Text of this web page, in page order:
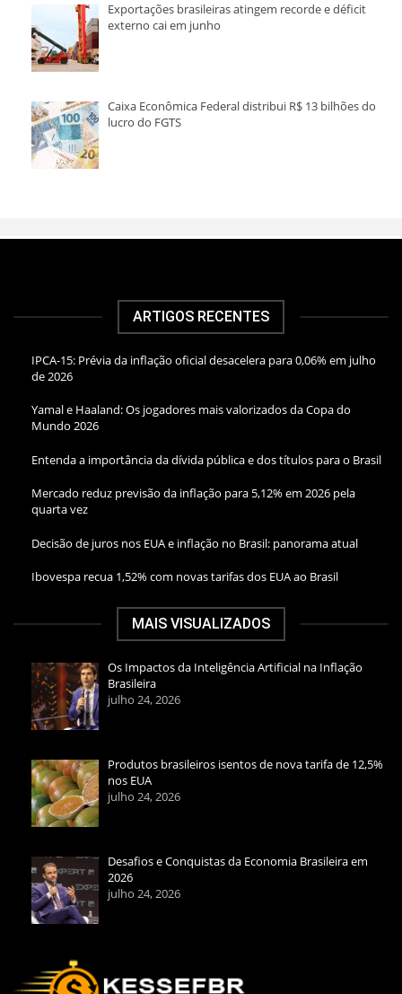
Exportações brasileiras atingem recorde e déficit
externo cai em junho
Caixa Econômica Federal distribui R$ 13 bilhões do
lucro do FGTS
ARTIGOS RECENTES
IPCA-15: Prévia da inflação oficial desacelera para 0,06% em julho
de 2026
Yamal e Haaland: Os jogadores mais valorizados da Copa do
Mundo 2026
Entenda a importância da dívida pública e dos títulos para o Brasil
Mercado reduz previsão da inflação para 5,12% em 2026 pela
quarta vez
Decisão de juros nos EUA e inflação no Brasil: panorama atual
Ibovespa recua 1,52% com novas tarifas dos EUA ao Brasil
MAIS VISUALIZADOS
Os Impactos da Inteligência Artificial na Inflação
Brasileira
julho 24, 2026
Produtos brasileiros isentos de nova tarifa de 12,5%
nos EUA
julho 24, 2026
Desafios e Conquistas da Economia Brasileira em
2026
julho 24, 2026